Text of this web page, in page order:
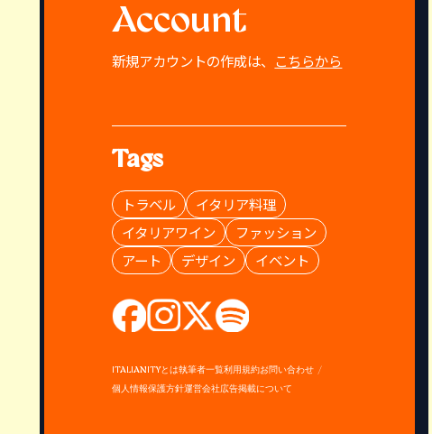
Account
新規アカウントの作成は、 こちらから
Tags
トラベル
イタリア料理
イタリアワイン
ファッション
アート
デザイン イベント
ITALIANITYとは執筆者一覧利用規約お問い合わせ
個人情報保護方針運営会社広告掲載について